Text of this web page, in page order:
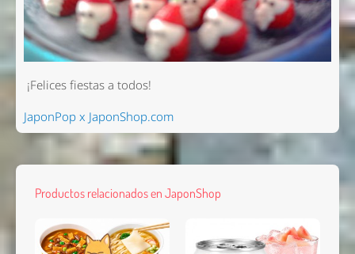
¡Felices fiestas a todos!
JaponPop x JaponShop.com
Productos relacionados en JaponShop